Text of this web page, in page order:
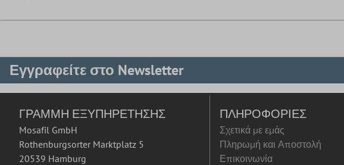
Εγγραφείτε στο Newsletter
ΓΡΑΜΜΉ ΕΞΥΠΗΡΈΤΗΣΗΣ
Mosafil GmbH
Rothenburgsorter Marktplatz 5
20539 Hamburg
ΠΛΗΡΟΦΟΡΊΕΣ
Σχετικά με εμάς
Πληρωμή και Αποστολή
Επικοινωνία